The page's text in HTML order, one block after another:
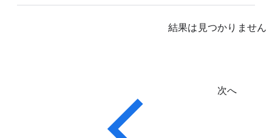
結果は見つかりません
次へ